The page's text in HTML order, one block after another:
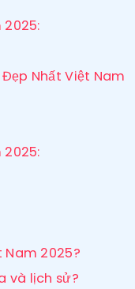
Nhất Việt Nam
2025?
và lịch sử?